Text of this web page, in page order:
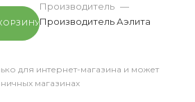
Производитель —
Производитель Аэлита
для интернет-магазина и может
магазинах